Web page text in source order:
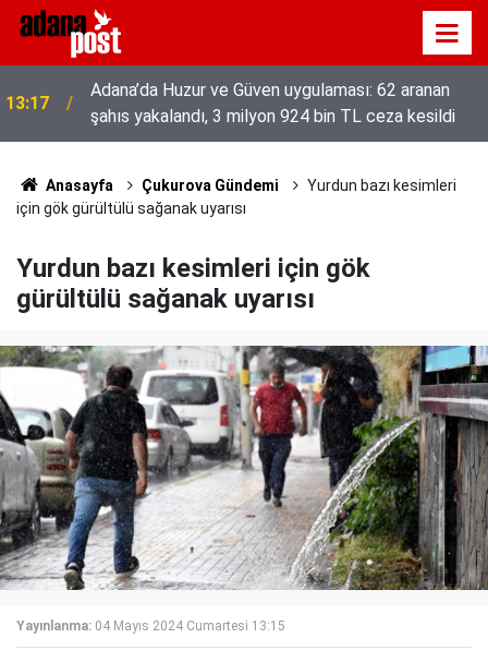
13:17
Adana’da Huzur ve Güven uygulaması: 62 aranan
şahıs yakalandı, 3 milyon 924 bin TL ceza kesildi
Anasayfa Çukurova Gündemi
Yurdun bazı kesimleri
için gök gürültülü sağanak uyarısı
Yurdun bazı kesimleri için gök
gürültülü sağanak uyarısı
Yayınlanma: 04 Mayıs 2024 Cumartesi 13:15